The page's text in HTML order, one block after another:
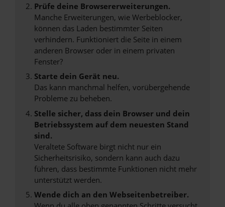
Prüfe deine Browsererweiterungen.
Manche Erweiterungen, wie Werbeblocker,
können das Laden bestimmter Seiten
verhindern. Funktioniert die Seite in einem
anderen Browser oder in einem privaten
Fenster?
Starte dein Gerät neu.
Das kann manchmal helfen, vorübergehende
Probleme zu beheben.
Stelle sicher, dass dein Browser und dein
Betriebssystem auf dem neuesten Stand
sind.
Veraltete Software birgt nicht nur ein
Sicherheitsrisiko, sondern kann auch dazu
führen, dass bestimmte Funktionen nicht mehr
unterstützt werden.
Wende dich an den Webseitenbetreiber.